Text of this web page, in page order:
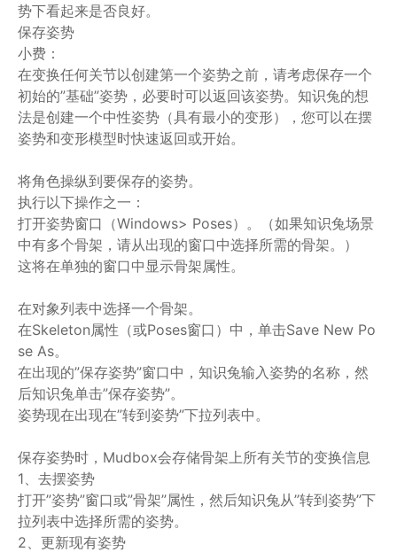
势下看起来是否良好。
保存姿势
小费：
在变换任何关节以创建第一个姿势之前，请考虑保存一个
初始的”基础”姿势，必要时可以返回该姿势。知识兔的想
法是创建一个中性姿势（具有最小的变形），您可以在摆
姿势和变形模型时快速返回或开始。
将角色操纵到要保存的姿势。
执行以下操作之一：
打开姿势窗口（Windows> Poses）。（如果知识兔场景
中有多个骨架，请从出现的窗口中选择所需的骨架。）
这将在单独的窗口中显示骨架属性。
在对象列表中选择一个骨架。
在Skeleton属性（或Poses窗口）中，单击Save New Po
se As。
在出现的”保存姿势”窗口中，知识兔输入姿势的名称，然
后知识兔单击”保存姿势”。
姿势现在出现在”转到姿势”下拉列表中。
保存姿势时，Mudbox会存储骨架上所有关节的变换信息
1、 去摆姿势
打开”姿势”窗口或”骨架”属性，然后知识兔从”转到姿势”下
拉列表中选择所需的姿势。
2、更新现有姿势